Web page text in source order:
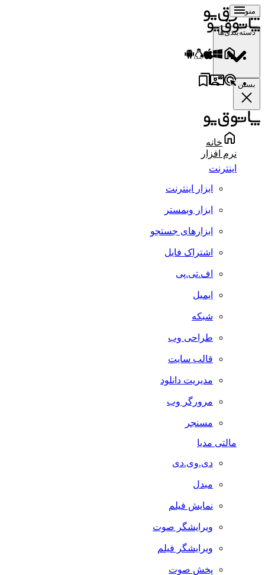
منو
دسته‌بندی‌ها
بستن
خانه
نرم افزار
اینترنت
ابزار اینترنت
ابزار وبمستر
ابزارهای جستجو
اشتراک فایل
اف.تی.پی
ایمیل
شبکه
طراحی وب
قالب سایت
مدیریت دانلود
مرورگر وب
مسنجر
مالتی مدیا
دی.وی.دی
مبدل
نمایش فیلم
ویرایشگر صوت
ویرایشگر فیلم
پخش صوت